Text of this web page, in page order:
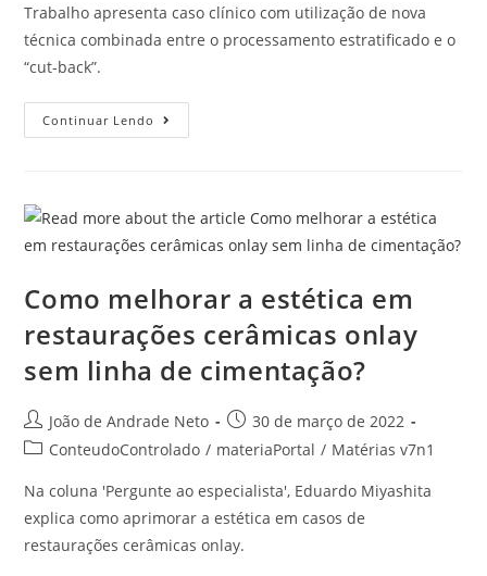
Trabalho apresenta caso clínico com utilização de nova
técnica combinada entre o processamento estratificado e o
“cut-back”.
Continuar Lendo
Como melhorar a estética em
restaurações cerâmicas onlay
sem linha de cimentação?
João de Andrade Neto
30 de março de 2022
ConteudoControlado / materiaPortal / Matérias v7n1
Na coluna 'Pergunte ao especialista', Eduardo Miyashita
explica como aprimorar a estética em casos de
restaurações cerâmicas onlay.